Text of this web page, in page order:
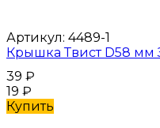
Артикул: 4489-1
Крышка Твист D58 мм
39 ₽
19 ₽
Купить